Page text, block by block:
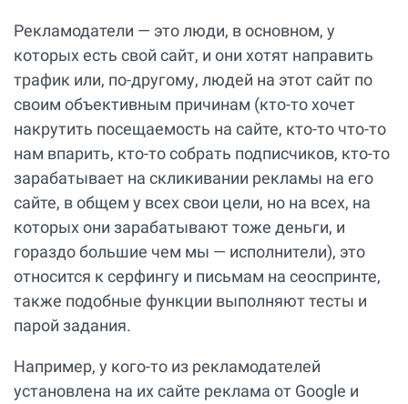
Рекламодатели — это люди, в основном, у
которых есть свой сайт, и они хотят направить
трафик или, по-другому, людей на этот сайт по
своим объективным причинам (кто-то хочет
накрутить посещаемость на сайте, кто-то что-то
нам впарить, кто-то собрать подписчиков, кто-то
зарабатывает на скликивании рекламы на его
сайте, в общем у всех свои цели, но на всех, на
которых они зарабатывают тоже деньги, и
гораздо большие чем мы — исполнители), это
относится к серфингу и письмам на сеоспринте,
также подобные функции выполняют тесты и
парой задания.
Например, у кого-то из рекламодателей
установлена на их сайте реклама от Google и